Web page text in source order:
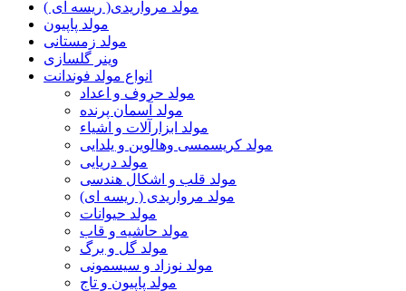
مولد مرواریدی( ریسه ای )
مولد پاپیون
مولد زمستانی
وینر گلسازی
انواع مولد فوندانت
مولد حروف و اعداد
مولد آسمان پرنده
مولد ابزارآلات و اشیاء
مولد کریسمسی وهالوین و یلدایی
مولد دریایی
مولد قلب و اشکال هندسی
مولد مرواریدی ( ریسه ای)
مولد حیوانات
مولد حاشیه و قاب
مولد گل و برگ
مولد نوزاد و سیسمونی
مولد پاپیون و تاج